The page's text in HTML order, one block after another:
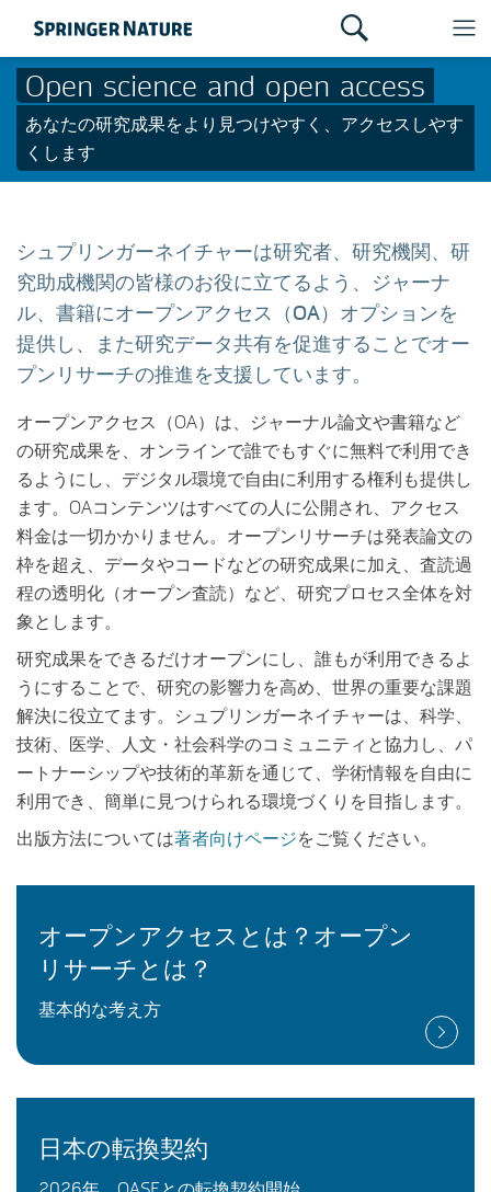
Open science and open access
あなたの研究成果をより見つけやすく、アクセスしやす
くします
シュプリンガーネイチャーは研究者、研究機関、研
究助成機関の皆様のお役に立てるよう、ジャーナ
ル、書籍にオープンアクセス（OA）オプションを
提供し、また研究データ共有を促進することでオー
プンリサーチの推進を支援しています。
オープンアクセス（OA）は、ジャーナル論文や書籍など
の研究成果を、オンラインで誰でもすぐに無料で利用でき
るようにし、デジタル環境で自由に利用する権利も提供し
ます。OAコンテンツはすべての人に公開され、アクセス
料金は一切かかりません。オープンリサーチは発表論文の
枠を超え、データやコードなどの研究成果に加え、査読過
程の透明化（オープン査読）など、研究プロセス全体を対
象とします。
研究成果をできるだけオープンにし、誰もが利用できるよ
うにすることで、研究の影響力を高め、世界の重要な課題
解決に役立てます。シュプリンガーネイチャーは、科学、
技術、医学、人文・社会科学のコミュニティと協力し、パ
ートナーシップや技術的革新を通じて、学術情報を自由に
利用でき、簡単に見つけられる環境づくりを目指します。
出版方法については著者向けページをご覧ください。
オープンアクセスとは？オープン
リサーチとは？
基本的な考え方
日本の転換契約